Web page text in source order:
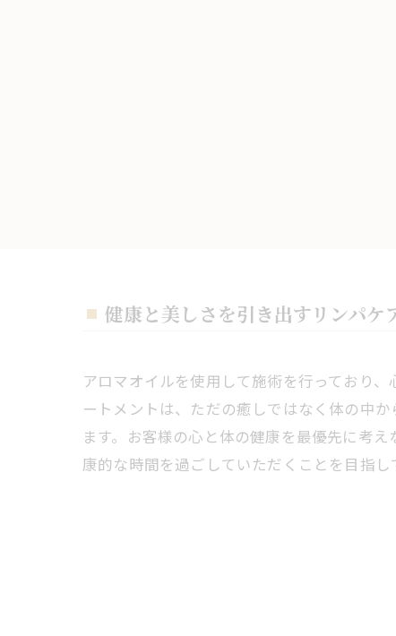
健康と美しさを引き出すリンパケ
アロマオイルを使用して施術を行っており
ートメントは、ただの癒しではなく体の中
ます。お客様の心と体の健康を最優先に考
康的な時間を過ごしていただくことを目指し